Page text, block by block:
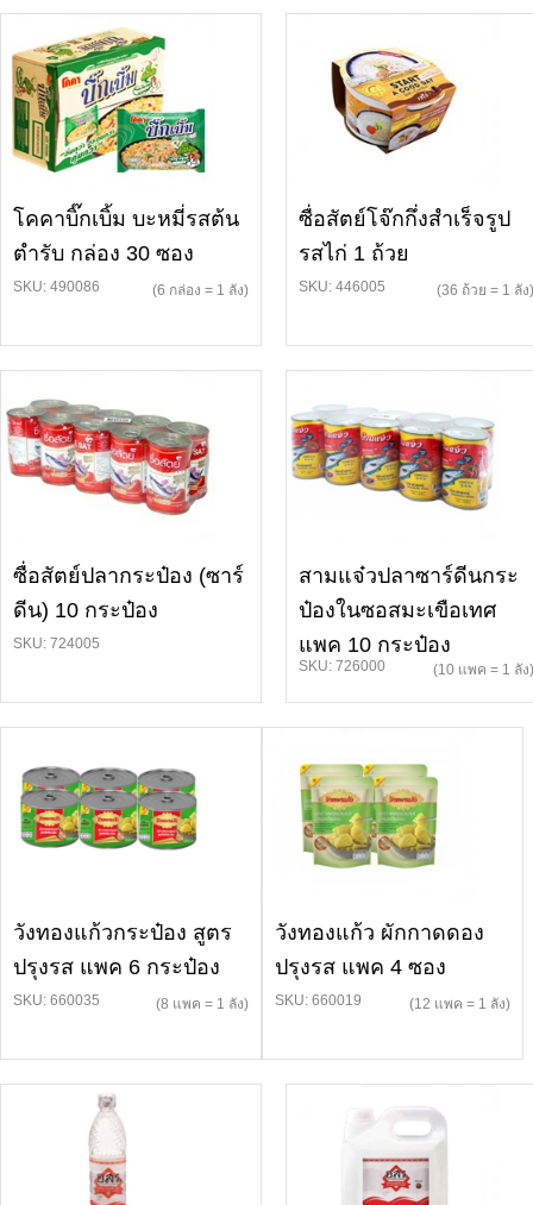
โคคาบิ๊กเบิ้ม บะหมี่รสต้น
ตำรับ กล่อง 30 ซอง
SKU: 490086 (6 กล่อง = 1 ลัง)
ซื่อสัตย์โจ๊กกึ่งสำเร็จรูป
รสไก่ 1 ถ้วย
SKU: 446005 (36 ถ้วย = 1 ลัง)
ซื่อสัตย์ปลากระป๋อง (ซาร์
ดีน) 10 กระป๋อง
SKU: 724005
สามแจ๋วปลาซาร์ดีนกระ
ป๋องในซอสมะเขือเทศ
แพค 10 กระป๋อง
SKU: 726000 (10 แพค = 1 ลัง)
วังทองแก้วกระป๋อง สูตร
ปรุงรส แพค 6 กระป๋อง
SKU: 660035 (8 แพค = 1 ลัง)
วังทองแก้ว ผักกาดดอง
ปรุงรส แพค 4 ซอง
SKU: 660019 (12 แพค = 1 ลัง)